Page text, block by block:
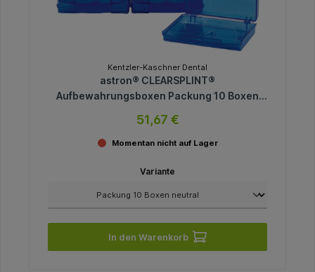
Kentzler-Kaschner Dental
astron® CLEARSPLINT®
Aufbewahrungsboxen Packung 10 Boxen
51,67 €
Momentan nicht auf Lager
Variante
In den Warenkorb